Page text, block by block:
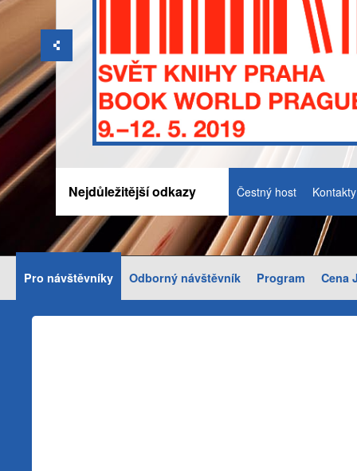
Nejdůležitější odkazy Čestný host Kontakty
Pro návštěvníky Odborný návštěvník Program Cena